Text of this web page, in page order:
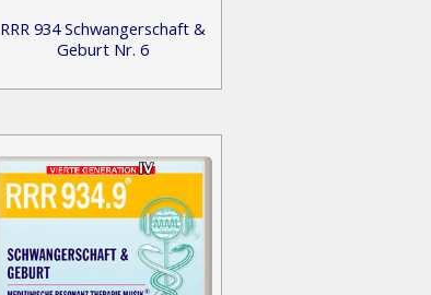
RRR 934 Schwangerschaft &
Geburt Nr. 6